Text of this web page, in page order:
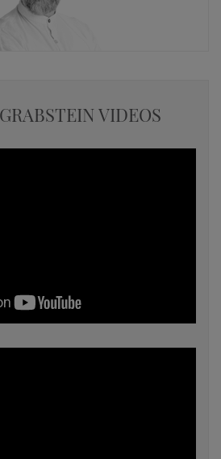
VIDEOS